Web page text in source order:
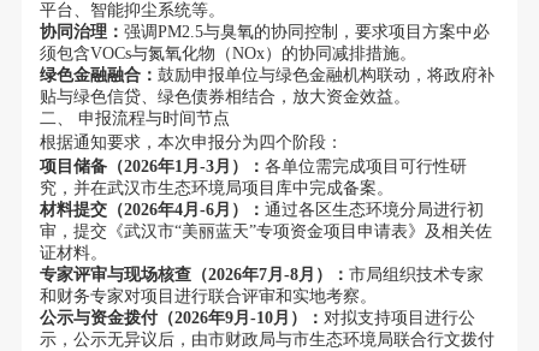
平台、智能抑尘系统等。
协同治理： 强调PM2.5与臭氧的协同控制，要求项目方案中必
须包含VOCs与氮氧化物（NOx）的协同减排措施。
绿色金融融合： 鼓励申报单位与绿色金融机构联动，将政府补
贴与绿色信贷、绿色债券相结合，放大资金效益。
二、 申报流程与时间节点
根据通知要求，本次申报分为四个阶段：
项目储备（2026年1月-3月）： 各单位需完成项目可行性研
究，并在武汉市生态环境局项目库中完成备案。
材料提交（2026年4月-6月）： 通过各区生态环境分局进行初
审，提交《武汉市“美丽蓝天”专项资金项目申请表》及相关佐
证材料。
专家评审与现场核查（2026年7月-8月）： 市局组织技术专家
和财务专家对项目进行联合评审和实地考察。
公示与资金拨付（2026年9月-10月）： 对拟支持项目进行公
示，公示无异议后，由市财政局与市生态环境局联合行文拨付